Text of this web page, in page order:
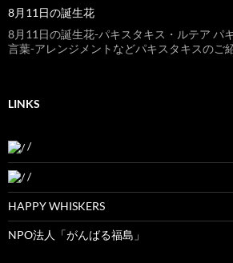
8月11日の誕生花
8月11日の誕生花-パキスタキス・ルテア パ
言葉-アレンジメントなどパキスタキスのご
LINKS
/
/
HAPPY WHISKERS
NPO法人「がんばる福島」